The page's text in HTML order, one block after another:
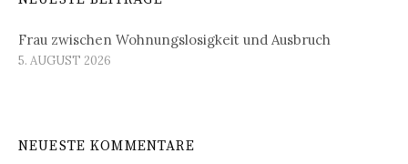
Frau zwischen Wohnungslosigkeit und Ausbruch
5. AUGUST 2026
NEUESTE KOMMENTARE